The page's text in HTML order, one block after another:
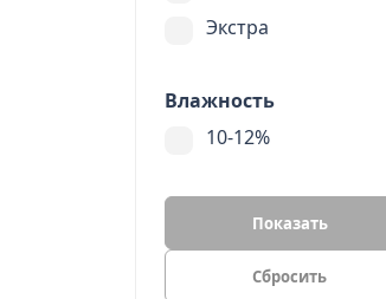
Экстра
Влажность
10-12%
Показать